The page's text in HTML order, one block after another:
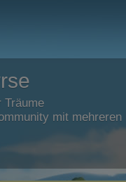
Träume
mit mehreren